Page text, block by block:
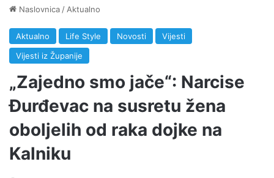
Naslovnica / Aktualno
Aktualno Life Style Novosti
Vijesti
Vijesti iz Županije
„Zajedno smo jače“: Narcise
Đurđevac na susretu žena
oboljelih od raka dojke na
Kalniku